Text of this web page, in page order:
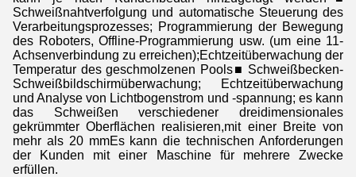
Schweißnahtverfolgung und automatische Steuerung des
Verarbeitungsprozesses; Programmierung der Bewegung
des Roboters, Offline-Programmierung usw. (um eine 11-
Achsenverbindung zu erreichen);Echtzeitüberwachung der
Temperatur des geschmolzenen Pools■ Schweißbecken-
Schweißbildschirmüberwachung; Echtzeitüberwachung
und Analyse von Lichtbogenstrom und -spannung; es kann
das Schweißen verschiedener dreidimensionales
gekrümmter Oberflächen realisieren,mit einer Breite von
mehr als 20 mmEs kann die technischen Anforderungen
der Kunden mit einer Maschine für mehrere Zwecke
erfüllen.